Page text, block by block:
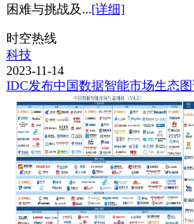
困难与挑战及...[详细]
时空热线
科技
2023-11-14
IDC发布中国数据智能市场生态